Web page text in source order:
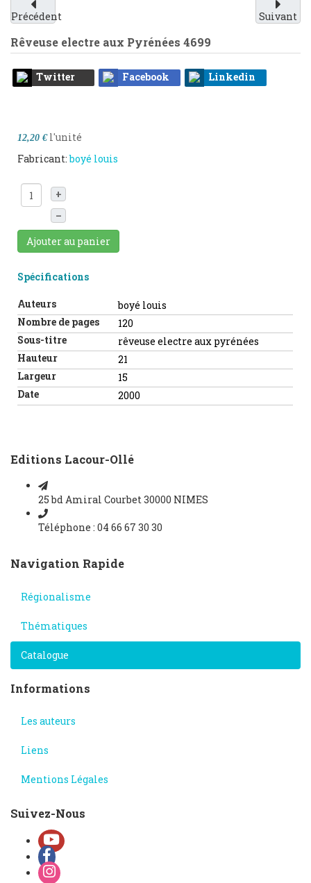
Précédent Suivant
Rêveuse electre aux Pyrénées 4699
Twitter Facebook Linkedin
12,20 € l'unité
Fabricant:boyé louis
+
–
Ajouter au panier
Spécifications
Auteurs
boyé louis
Nombre de pages
120
Sous-titre
rêveuse electre aux pyrénées
Hauteur
21
Largeur
15
Date
2000
Editions Lacour-Ollé
25 bd Amiral Courbet 30000 NIMES
Téléphone : 04 66 67 30 30
Navigation Rapide
Régionalisme
Thématiques
Catalogue
Informations
Les auteurs
Liens
Mentions Légales
Suivez-Nous